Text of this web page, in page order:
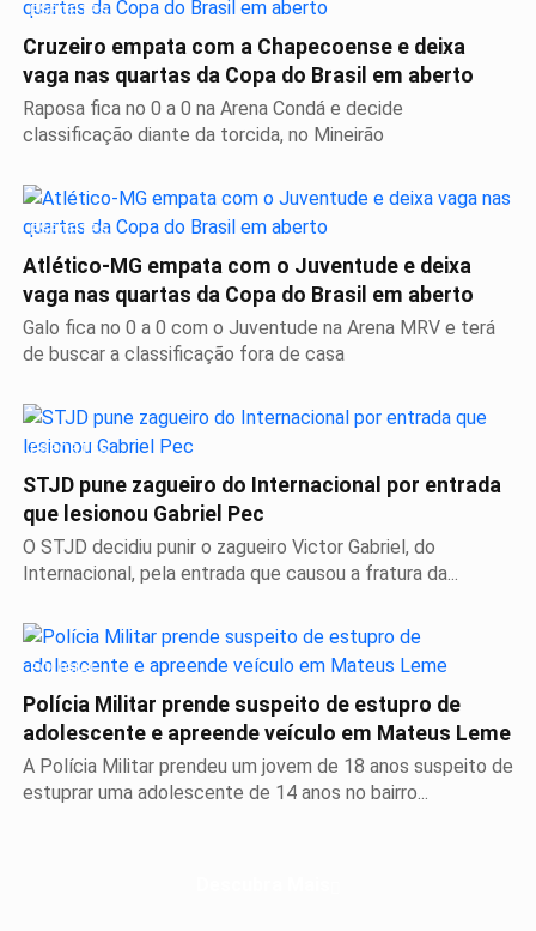
ESPORTES
Cruzeiro empata com a Chapecoense e deixa
vaga nas quartas da Copa do Brasil em aberto
Raposa fica no 0 a 0 na Arena Condá e decide
classificação diante da torcida, no Mineirão
ESPORTES
Atlético-MG empata com o Juventude e deixa
vaga nas quartas da Copa do Brasil em aberto
Galo fica no 0 a 0 com o Juventude na Arena MRV e terá
de buscar a classificação fora de casa
ESPORTES
STJD pune zagueiro do Internacional por entrada
que lesionou Gabriel Pec
O STJD decidiu punir o zagueiro Victor Gabriel, do
Internacional, pela entrada que causou a fratura da...
POLICIAL
Polícia Militar prende suspeito de estupro de
adolescente e apreende veículo em Mateus Leme
A Polícia Militar prendeu um jovem de 18 anos suspeito de
estuprar uma adolescente de 14 anos no bairro...